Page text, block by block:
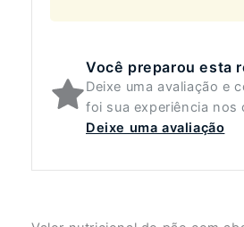
Você preparou esta
Deixe uma avaliação e
foi sua experiência nos
Deixe uma avaliação